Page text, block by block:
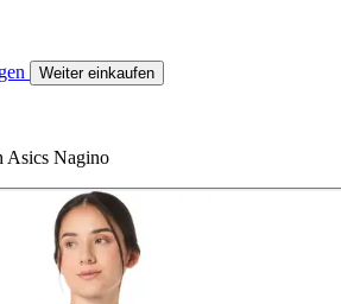
Weiter einkaufen
Asics Nagino